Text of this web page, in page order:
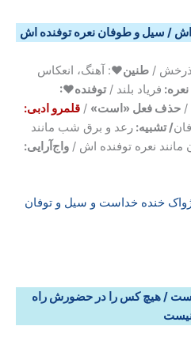
/ طنین♥: آهنگ، انعکاس
فریاد بلند /توفنده♥:
/ حذف فعل «است» / قلمرو ادبی:
/ تشبیه: رعد و برق شب مانند
نعره توفنده اش / واج‌آرایی:
خنده خداست و سیل و توفان
/ هیچ کس را در حضورش راه